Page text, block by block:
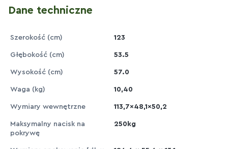
Dane techniczne
Szerokość (cm) 123
Głębokość (cm) 53.5
Wysokość (cm) 57.0
Waga (kg) 10,40
Wymiary wewnętrzne 113,7x48,1x50,2
Maksymalny nacisk na
pokrywę
250kg